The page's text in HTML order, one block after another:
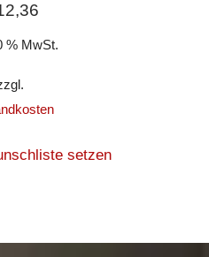
% MwSt.
setzen